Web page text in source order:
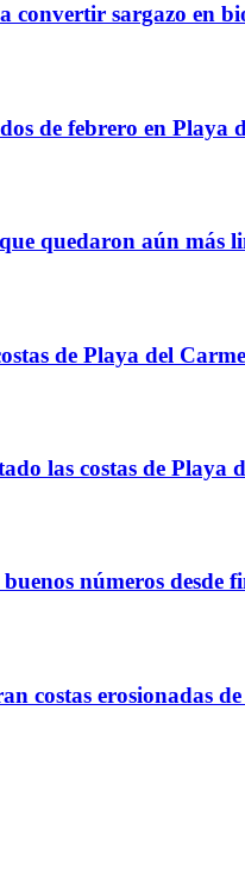
convertir sargazo en
de febrero en
quedaron aún más
de Playa del
las costas de Playa
números desde
costas erosionadas